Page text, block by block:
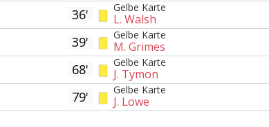
36'
Gelbe Karte
L. Walsh
39' Gelbe Karte
M. Grimes
68' Gelbe Karte
J. Tymon
79' Gelbe Karte
J. Lowe